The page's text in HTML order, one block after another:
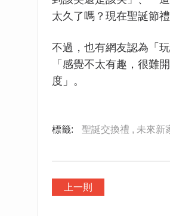
太久了嗎？現在聖誕節
不過，也有網友認為「
「感覺不太有趣，很難
度」。
標籤: 聖誕交換禮 , 未來新
上一則